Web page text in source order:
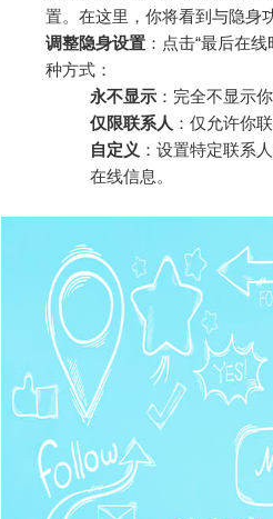
置。在这里，你将看到与隐身
调整隐身设置 ：点击“最后在
种方式：
永不显示 ：完全不显示
仅限联系人 ：仅允许你
自定义 ：设置特定联系
在线信息。